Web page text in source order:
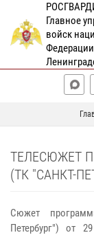
Главное
войск
Федерации
ТЕЛЕСЮЖЕТ
(ТК "САНКТ-
Сюжет
Петербург") от